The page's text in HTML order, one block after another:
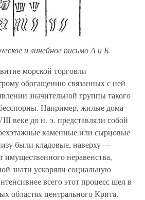
и линейное письмо А и Б.
морской торговли
обогащению связанных с ней
значительной группы такого
Например, жилые дома
веке до н. э. представляли собой
каменные или сырцовые
были кладовые, наверху —
неравенства,
знати ускоряли социальную
всего этот процесс шел в
областях центрального Крита.